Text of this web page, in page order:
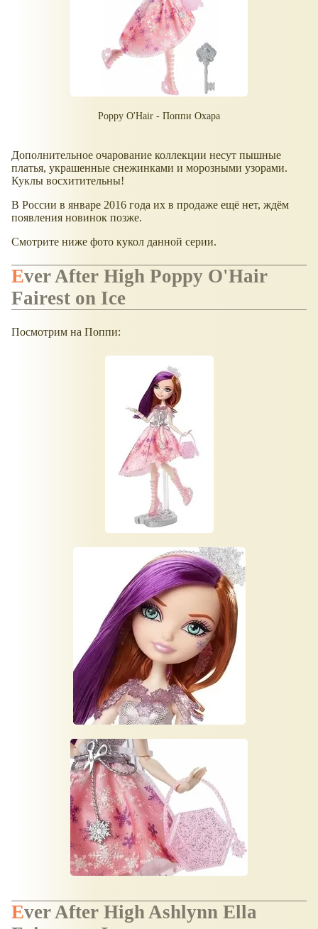
Poppy O'Hair - Поппи Охара
Дополнительное очарование коллекции несут пышные
платья, украшенные снежинками и морозными узорами.
Куклы восхитительны!
В России в январе 2016 года их в продаже ещё нет, ждём
появления новинок позже.
Смотрите ниже фото кукол данной серии.
Ever After High Poppy O'Hair
Fairest on Ice
Посмотрим на Поппи:
Ever After High Ashlynn Ella